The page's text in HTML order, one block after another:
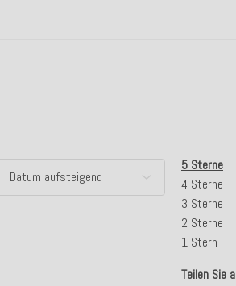
5 Sterne
4 Sterne
3 Sterne
2 Sterne
1 Stern
Teilen Sie